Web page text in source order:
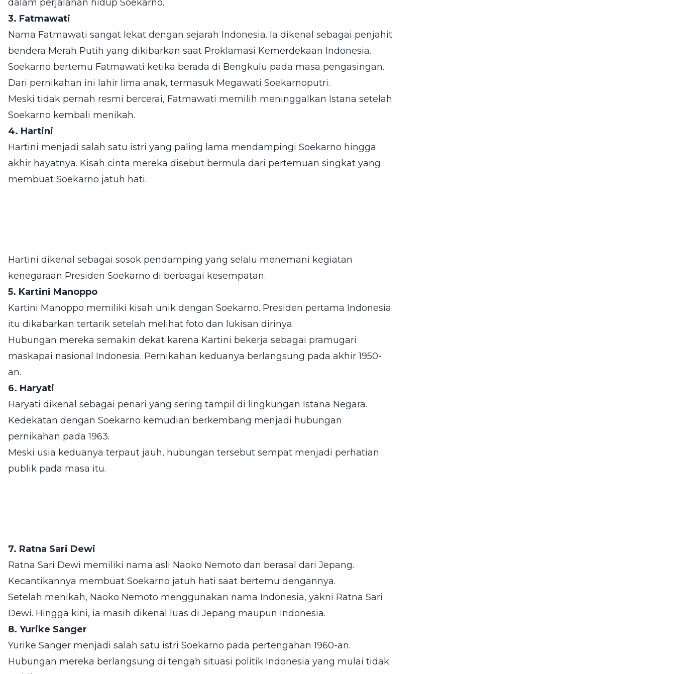
dalam perjalanan hidup Soekarno.
3. Fatmawati
Nama Fatmawati sangat lekat dengan sejarah Indonesia. Ia dikenal sebagai penjahit
bendera Merah Putih yang dikibarkan saat Proklamasi Kemerdekaan Indonesia.
Soekarno bertemu Fatmawati ketika berada di Bengkulu pada masa pengasingan.
Dari pernikahan ini lahir lima anak, termasuk Megawati Soekarnoputri.
Meski tidak pernah resmi bercerai, Fatmawati memilih meninggalkan Istana setelah
Soekarno kembali menikah.
4. Hartini
Hartini menjadi salah satu istri yang paling lama mendampingi Soekarno hingga
akhir hayatnya. Kisah cinta mereka disebut bermula dari pertemuan singkat yang
membuat Soekarno jatuh hati.
Hartini dikenal sebagai sosok pendamping yang selalu menemani kegiatan
kenegaraan Presiden Soekarno di berbagai kesempatan.
5. Kartini Manoppo
Kartini Manoppo memiliki kisah unik dengan Soekarno. Presiden pertama Indonesia
itu dikabarkan tertarik setelah melihat foto dan lukisan dirinya.
Hubungan mereka semakin dekat karena Kartini bekerja sebagai pramugari
maskapai nasional Indonesia. Pernikahan keduanya berlangsung pada akhir 1950-
an.
6. Haryati
Haryati dikenal sebagai penari yang sering tampil di lingkungan Istana Negara.
Kedekatan dengan Soekarno kemudian berkembang menjadi hubungan
pernikahan pada 1963.
Meski usia keduanya terpaut jauh, hubungan tersebut sempat menjadi perhatian
publik pada masa itu.
7. Ratna Sari Dewi
Ratna Sari Dewi memiliki nama asli Naoko Nemoto dan berasal dari Jepang.
Kecantikannya membuat Soekarno jatuh hati saat bertemu dengannya.
Setelah menikah, Naoko Nemoto menggunakan nama Indonesia, yakni Ratna Sari
Dewi. Hingga kini, ia masih dikenal luas di Jepang maupun Indonesia.
8. Yurike Sanger
Yurike Sanger menjadi salah satu istri Soekarno pada pertengahan 1960-an.
Hubungan mereka berlangsung di tengah situasi politik Indonesia yang mulai tidak